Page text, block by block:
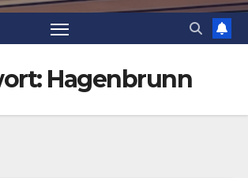
Hagenbrunn